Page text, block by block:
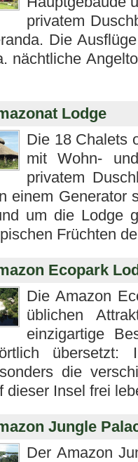
privatem
Die
nächtliche
Lodge
Die 18 Chalets
mit Wohn-
privatem
einem Generator
um die Lodge
Früchten
Ecopark
Die Amazon
üblichen
einzigartige
übersetzt:
die
dieser Insel frei
Jungle
Der Amazon